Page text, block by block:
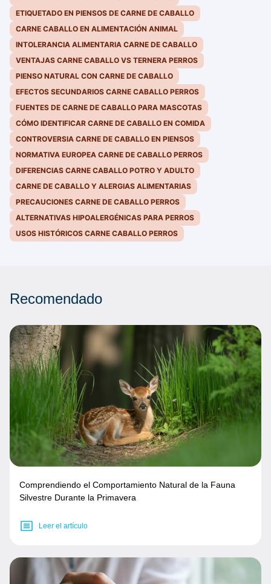
ETIQUETADO EN PIENSOS DE CARNE DE CABALLO
CARNE CABALLO EN ALIMENTACIÓN ANIMAL
INTOLERANCIA ALIMENTARIA CARNE DE CABALLO
VENTAJAS CARNE CABALLO VS TERNERA PERROS
PIENSO NATURAL CON CARNE DE CABALLO
EFECTOS SECUNDARIOS CARNE CABALLO PERROS
FUENTES DE CARNE DE CABALLO PARA MASCOTAS
CÓMO IDENTIFICAR CARNE DE CABALLO EN COMIDA
CONTROVERSIA CARNE DE CABALLO EN PIENSOS
NORMATIVA EUROPEA CARNE DE CABALLO PERROS
DIFERENCIAS CARNE CABALLO POTRO Y ADULTO
CARNE DE CABALLO Y ALERGIAS ALIMENTARIAS
PRECAUCIONES CARNE DE CABALLO PERROS
ALTERNATIVAS HIPOALERGÉNICAS PARA PERROS
USOS HISTÓRICOS CARNE CABALLO PERROS
Recomendado
Comprendiendo el Comportamiento Natural de la Fauna
Silvestre Durante la Primavera
Leer el artículo